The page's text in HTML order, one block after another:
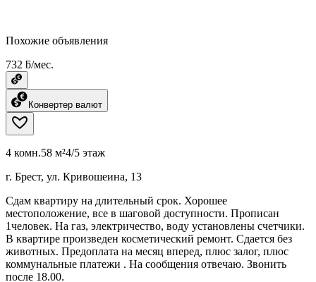
Похожие объявления
732 ƃ/мес.
Конвертер валют
4 комн.58 м²4/5 этаж
г. Брест, ул. Кривошеина, 13
Сдам квартиру на длительный срок. Хорошее
местоположение, все в шаговой доступности. Прописан
1человек. На газ, электричество, воду установлены счетчики.
В квартире произведен косметический ремонт. Сдается без
животных. Предоплата на месяц вперед, плюс залог, плюс
коммунальные платежи . На сообщения отвечаю. Звонить
после 18.00.